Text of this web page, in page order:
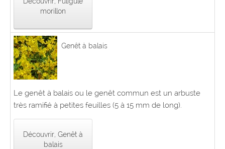
morillon
Genêt à balais
Le genêt à balais ou le genêt commun est un arbuste
très ramifié à petites feuilles (5 à 15 mm de long).
Découvrir, Genêt à
balais